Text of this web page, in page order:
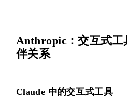
Anthropic：交互式工
伴关系
Claude 中的交互式工具